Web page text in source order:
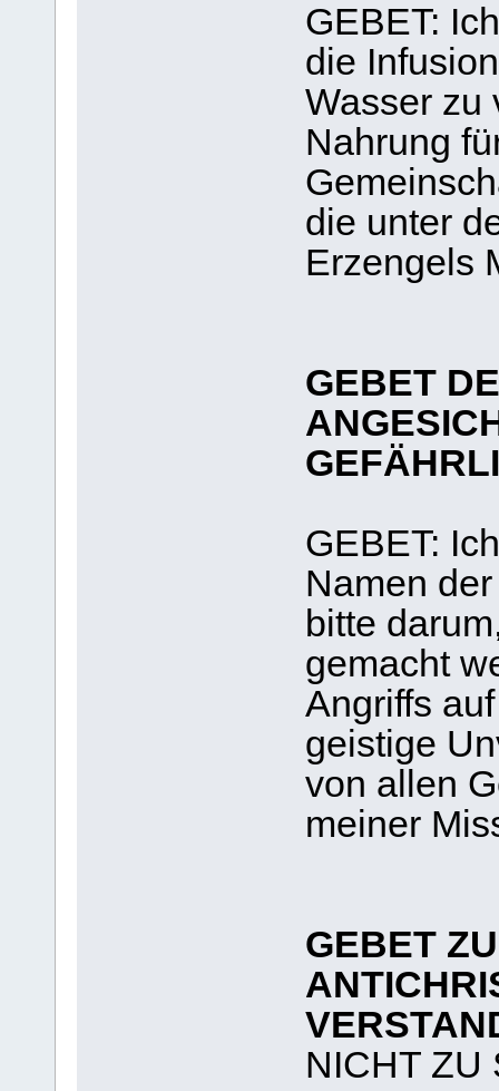
GEBET:
die
Wasser zu
Nahrung
die unter
Erzengels
GEBET
GEBET:
Namen
bitte
gemacht
Angriffs
geistige
von allen
meiner
GEBET
NICHT ZU